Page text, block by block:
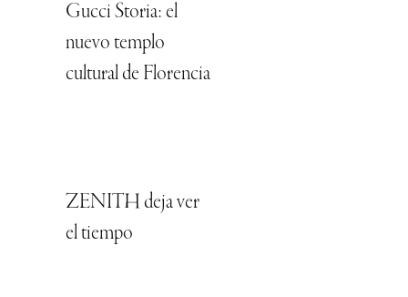
Gucci Storia: el
nuevo templo
cultural de Florencia
ZENITH deja ver
el tiempo